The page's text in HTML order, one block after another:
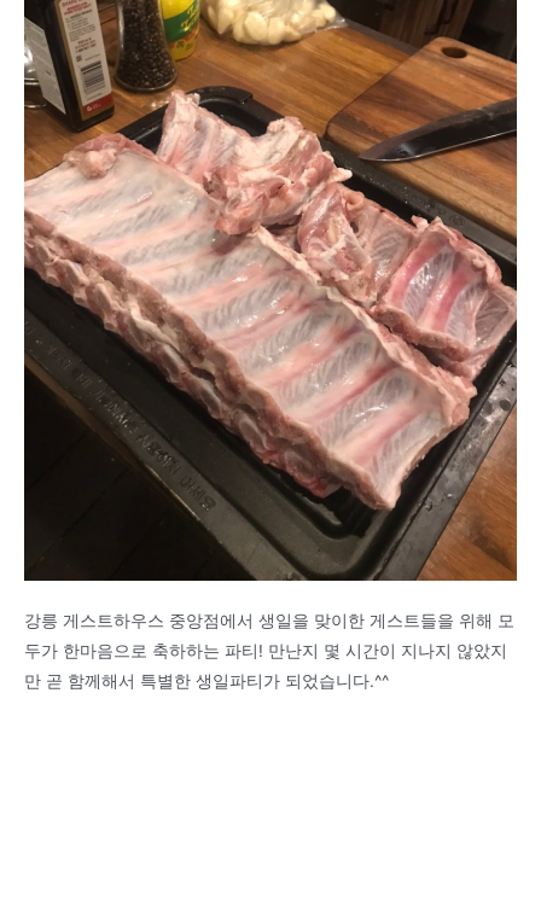
강릉 게스트하우스 중앙점에서 생일을 맞이한 게스트들을 위해 모
두가 한마음으로 축하하는 파티! 만난지 몇 시간이 지나지 않았지
만 곧 함께해서 특별한 생일파티가 되었습니다.^^